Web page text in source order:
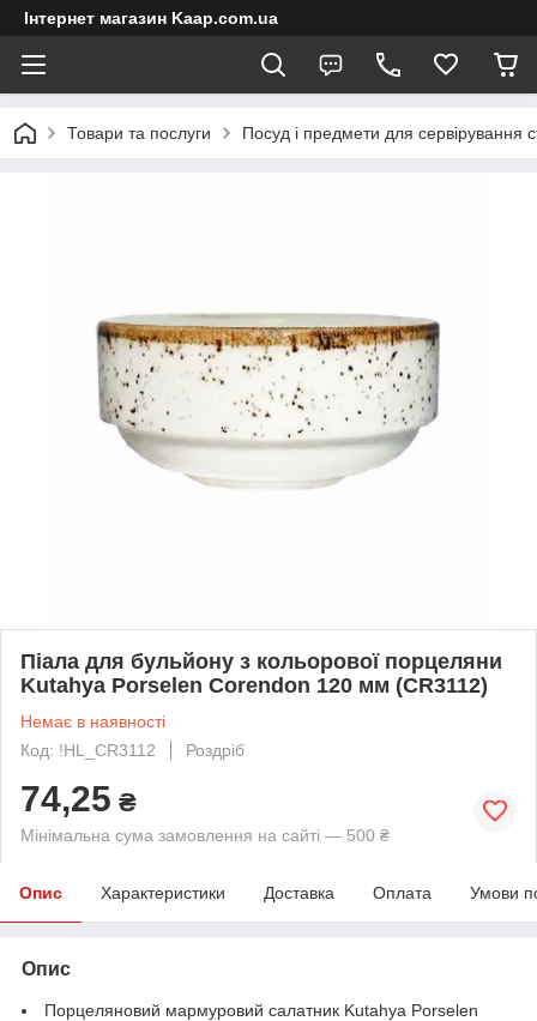
Інтернет магазин Kaap.com.ua
Товари та послуги Посуд і предмети для сервірування
Піала для бульйону з кольорової порцеляни
Kutahya Porselen Corendon 120 мм (CR3112)
Немає в наявності
Код: !HL_CR3112
Роздріб
74,25 ₴
Мінімальна сума замовлення на сайті — 500 ₴
Опис Характеристики Доставка Оплата Умови
Опис
Порцеляновий мармуровий салатник Kutahya Porselen